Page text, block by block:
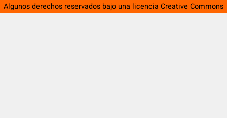
Algunos derechos reservados bajo una licencia Creative Commons